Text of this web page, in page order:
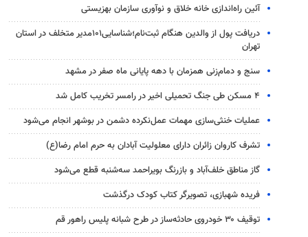
آئین راه‌اندازی خانه خلاق و نوآوری سازمان بهزیستی
دریافت پول از والدین هنگام ثبت‌نام؛شناسایی۱۰۱مدیر متخلف در استان
تهران
سنج و دمام‌زنی همزمان با دهه پایانی ماه صفر در مشهد
۴ مسکن طی جنگ تحمیلی اخیر در رامسر تخریب کامل شد
عملیات خنثی‌سازی مهمات عمل‌نکرده دشمن در بوشهر انجام می‌شود
تشرف کاروان زائران دارای معلولیت آبادان به حرم امام رضا(ع)
گاز مناطق خلف‌آباد و بازرنگ بویراحمد سه‌شنبه قطع می‌شود
فریده شهبازی، تصویرگر کتاب کودک درگذشت
توقیف ۳۰ خودروی حادثه‌ساز در طرح شبانه پلیس راهور قم